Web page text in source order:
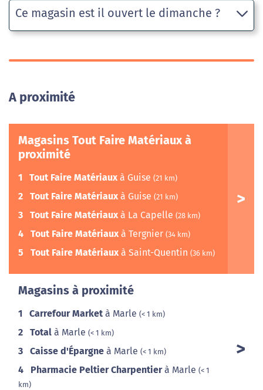
Ce magasin est il ouvert le dimanche ?
A proximité
Magasins Tout Faire Matériaux à
proximité
1 Tout Faire Matériaux à Guise (21 km)
2 Tout Faire Matériaux à Guise (21 km)
3 Tout Faire Matériaux à La Capelle (28 km)
4 Tout Faire Matériaux à Tergnier (34 km)
5 Tout Faire Matériaux à Saint-Quentin (36 km)
Magasins à proximité
1 Carrefour Market à Marle (< 1 km)
2 Total à Marle (< 1 km)
3 Caisse d'Épargne à Marle (< 1 km)
4 Pharmacie Peltier Charpentierà Marle (< 1
km)